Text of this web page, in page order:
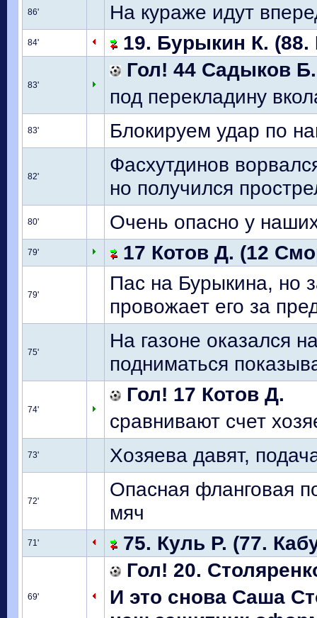
86' На кураже идут
84' 19. Бурыкин К.
83'
Гол! 44 Садыков Б.
под перекладину
83' Блокируем удар по
82'
Фасхутдинов
но получился
80' Очень опасно у
79' 17 Котов Д. (12
79'
Пас на Бурыкина, но
провожает его за
75'
На газоне оказался
подниматься
74'
Гол! 17 Котов Д.
сравнивают счет
73' Хозяева давят,
72'
Опасная фланговая
мяч
71' 75. Куль Р. (77.
69'
Гол! 20.
И это снова Саша